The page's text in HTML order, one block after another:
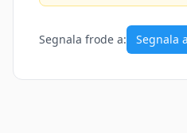
Segnala frode a: Segnala